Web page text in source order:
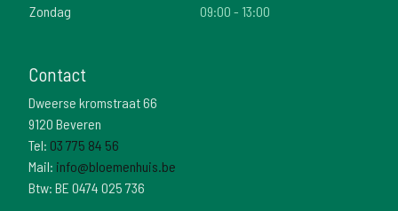
Zondag
09:00 - 13:00
Contact
Dweerse kromstraat 66
9120 Beveren
Tel: 03 775 84 56
Mail: info@bloemenhuis.be
Btw: BE 0474 025 736